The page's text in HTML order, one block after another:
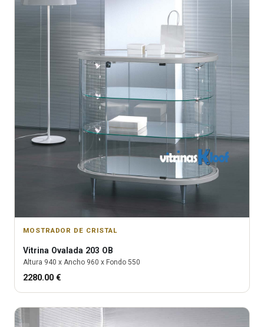
MOSTRADOR DE CRISTAL
Vitrina Ovalada 203 OB
Altura 940 x Ancho 960 x Fondo 550
2280.00 €